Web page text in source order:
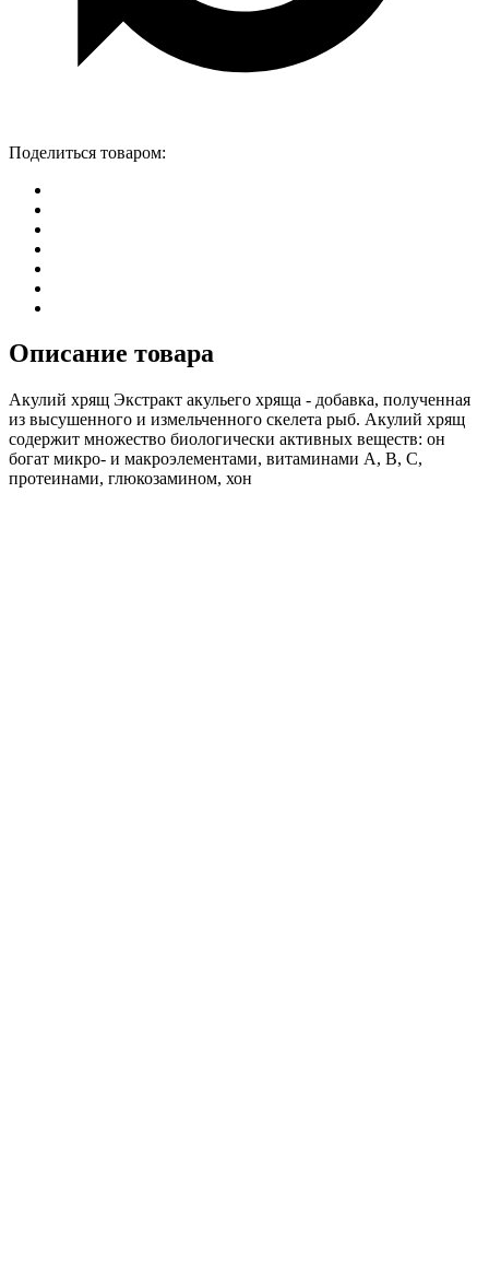
Поделиться товаром:
Описание товара
Акулий хрящ Экстракт акульего хряща - добавка, полученная
из высушенного и измельченного скелета рыб. Акулий хрящ
содержит множество биологически активных веществ: он
богат микро- и макроэлементами, витаминами A, B, C,
протеинами, глюкозамином, хон